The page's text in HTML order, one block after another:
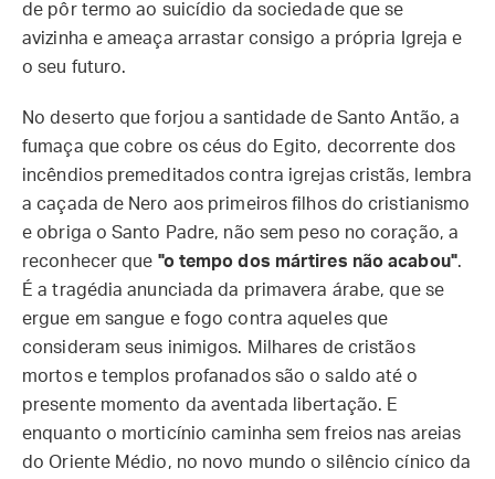
de pôr termo ao suicídio da sociedade que se
avizinha e ameaça arrastar consigo a própria Igreja e
o seu futuro.
No deserto que forjou a santidade de Santo Antão, a
fumaça que cobre os céus do Egito, decorrente dos
incêndios premeditados contra igrejas cristãs, lembra
a caçada de Nero aos primeiros filhos do cristianismo
e obriga o Santo Padre, não sem peso no coração, a
reconhecer que "o tempo dos mártires não acabou".
É a tragédia anunciada da primavera árabe, que se
ergue em sangue e fogo contra aqueles que
consideram seus inimigos. Milhares de cristãos
mortos e templos profanados são o saldo até o
presente momento da aventada libertação. E
enquanto o morticínio caminha sem freios nas areias
do Oriente Médio, no novo mundo o silêncio cínico da